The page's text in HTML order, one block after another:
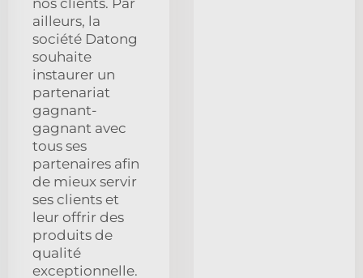
ailleurs, la
société Datong
souhaite
instaurer un
partenariat
gagnant-
gagnant avec
tous ses
partenaires afin
de mieux servir
ses clients et
leur offrir des
produits de
qualité
exceptionnelle.